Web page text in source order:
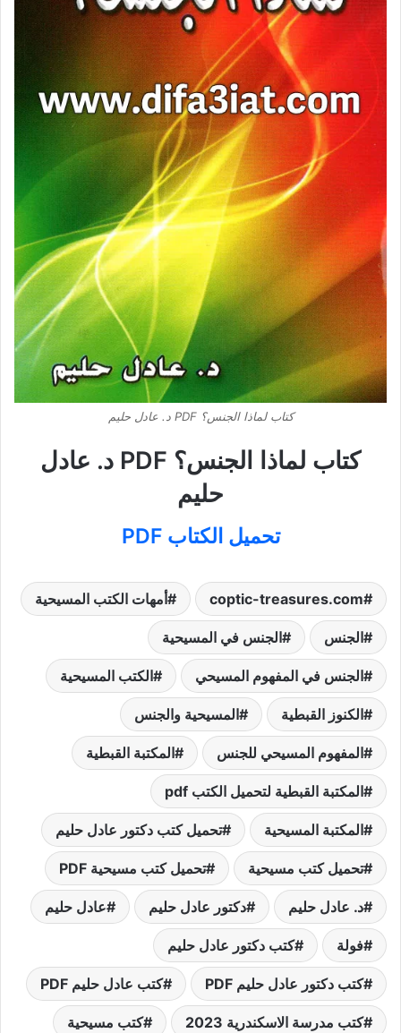
كتاب لماذا الجنس؟ PDF د. عادل حليم
كتاب لماذا الجنس؟ PDF د. عادل
حليم
تحميل الكتاب PDF
coptic-treasures.com أمهات الكتب المسيحية
الجنس الجنس في المسيحية
الجنس في المفهوم المسيحي الكتب المسيحية
الكنوز القبطية المسيحية والجنس
المفهوم المسيحي للجنس المكتبة القبطية
المكتبة القبطية لتحميل الكتب pdf
المكتبة المسيحية تحميل كتب دكتور عادل حليم
تحميل كتب مسيحية تحميل كتب مسيحية PDF
د. عادل حليم دكتور عادل حليم عادل حليم
فولة كتب دكتور عادل حليم
كتب دكتور عادل حليم PDF كتب عادل حليم PDF
كتب مدرسة الاسكندرية 2023 كتب مسيحية